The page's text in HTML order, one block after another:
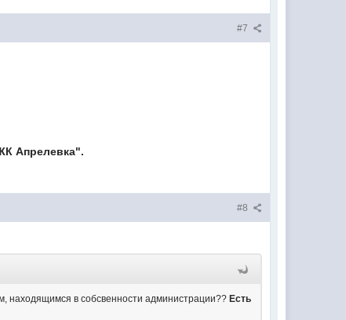
#7
Апрелевка".
#8
находящимся в собсвенности администрации?? Есть